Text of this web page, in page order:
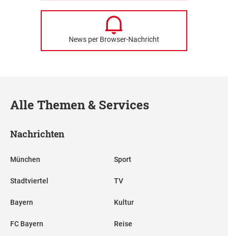
News per Browser-Nachricht
Alle Themen & Services
Nachrichten
München
Stadtviertel
Bayern
FC Bayern
Sport
TV
Kultur
Reise